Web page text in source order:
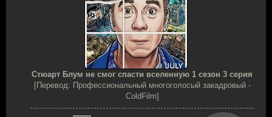
Стюарт Блум не смог спасти вселенную 1 сезон 3 серия
[Перевод: Профессиональный многоголосый закадровый -
ColdFilm]